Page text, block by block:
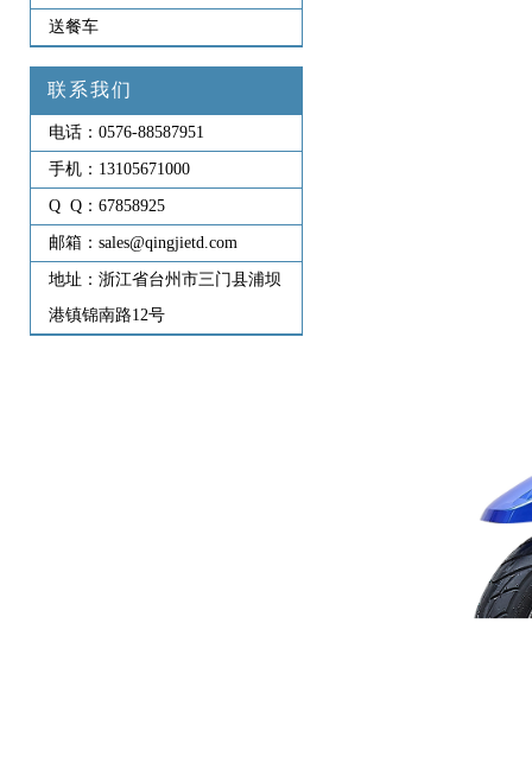
送餐车
联系我们
电话： 0576-88587951
手机： 13105671000
Q Q： 67858925
邮箱： sales@qingjietd.com
地址： 浙江省台州市三门县浦坝
港镇锦南路12号